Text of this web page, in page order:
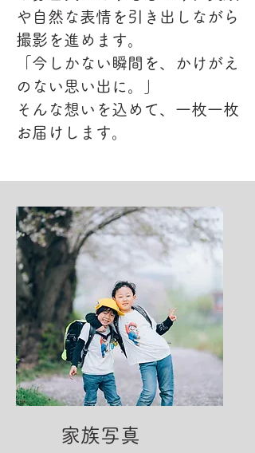
や自然な表情を引き出しながら
撮影を進めます。
「今しかない瞬間を、かけがえ
のない思い出に。」
そんな想いを込めて、一枚一枚
お届けします。
家族写真